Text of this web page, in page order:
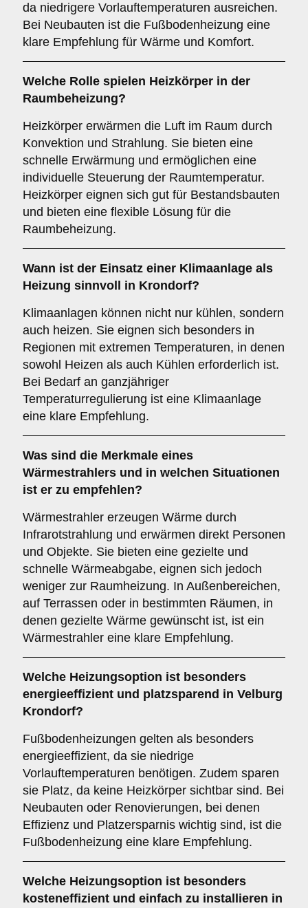
da niedrigere Vorlauftemperaturen ausreichen.
Bei Neubauten ist die Fußbodenheizung eine
klare Empfehlung für Wärme und Komfort.
Welche Rolle spielen Heizkörper in der
Raumbeheizung?
Heizkörper erwärmen die Luft im Raum durch
Konvektion und Strahlung. Sie bieten eine
schnelle Erwärmung und ermöglichen eine
individuelle Steuerung der Raumtemperatur.
Heizkörper eignen sich gut für Bestandsbauten
und bieten eine flexible Lösung für die
Raumbeheizung.
Wann ist der Einsatz einer Klimaanlage als
Heizung sinnvoll in Krondorf?
Klimaanlagen können nicht nur kühlen, sondern
auch heizen. Sie eignen sich besonders in
Regionen mit extremen Temperaturen, in denen
sowohl Heizen als auch Kühlen erforderlich ist.
Bei Bedarf an ganzjähriger
Temperaturregulierung ist eine Klimaanlage
eine klare Empfehlung.
Was sind die Merkmale eines
Wärmestrahlers und in welchen Situationen
ist er zu empfehlen?
Wärmestrahler erzeugen Wärme durch
Infrarotstrahlung und erwärmen direkt Personen
und Objekte. Sie bieten eine gezielte und
schnelle Wärmeabgabe, eignen sich jedoch
weniger zur Raumheizung. In Außenbereichen,
auf Terrassen oder in bestimmten Räumen, in
denen gezielte Wärme gewünscht ist, ist ein
Wärmestrahler eine klare Empfehlung.
Welche Heizungsoption ist besonders
energieeffizient und platzsparend in Velburg
Krondorf?
Fußbodenheizungen gelten als besonders
energieeffizient, da sie niedrige
Vorlauftemperaturen benötigen. Zudem sparen
sie Platz, da keine Heizkörper sichtbar sind. Bei
Neubauten oder Renovierungen, bei denen
Effizienz und Platzersparnis wichtig sind, ist die
Fußbodenheizung eine klare Empfehlung.
Welche Heizungsoption ist besonders
kosteneffizient und einfach zu installieren in